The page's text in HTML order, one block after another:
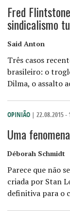
Fred
sindicalismo
Said Anton
Três casos
brasileiro: o
Dilma, o assalto
OPINIÃO | 22.08.2015 -
Uma
Déborah Schmidt
Parece que não
criada por Stan
definitiva para o